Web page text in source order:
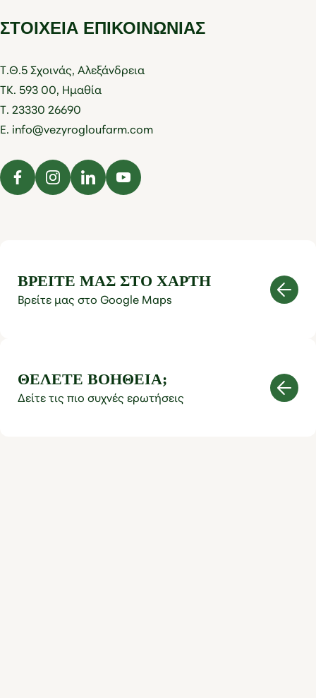
ΣΤΟΙΧΕΙΑ ΕΠΙΚΟΙΝΩΝΙΑΣ
Τ.Θ.5 Σχοινάς, Αλεξάνδρεια
ΤΚ. 593 00, Ημαθία
Τ. 23330 26690
E. info@vezyrogloufarm.com
ΒΡΕΙΤΕ ΜΑΣ ΣΤΟ ΧΑΡΤΗ
Βρείτε μας στο Google Maps
ΘΕΛΕΤΕ ΒΟΗΘΕΙΑ;
Δείτε τις πιο συχνές ερωτήσεις